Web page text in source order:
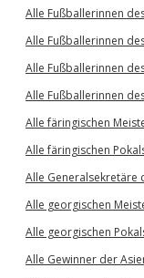
Alle Fußballerinnen
Alle Fußballerinnen
Alle Fußballerinnen
Alle Fußballerinnen
Alle färingischen
Alle färingischen
Alle Generalsekretäre
Alle georgischen
Alle georgischen
Alle Gewinner der